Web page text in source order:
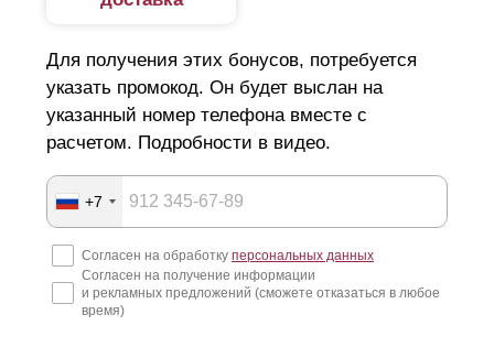
Для получения этих бонусов, потребуется
указать промокод. Он будет выслан на
указанный номер телефона вместе с
расчетом. Подробности в видео.
+7
Согласен на обработку персональных данных
Согласен на получение информации
и рекламных предложений (сможете отказаться в любое
время)